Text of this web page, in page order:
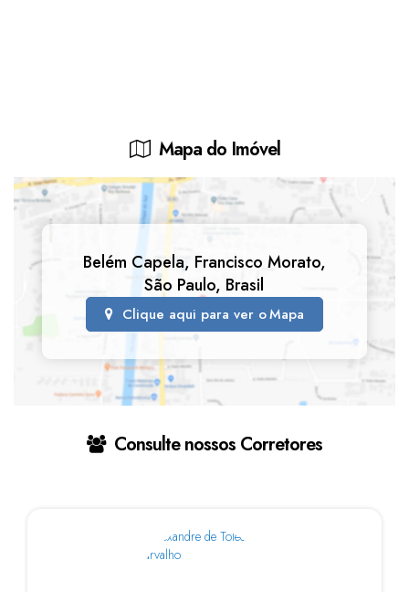
Mapa do Imóvel
Belém Capela, Francisco Morato,
São Paulo, Brasil
Clique aqui para ver oMapa
Consulte nossos Corretores